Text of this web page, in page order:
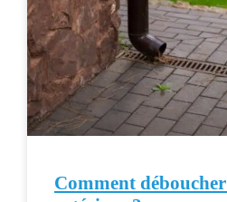
Comment